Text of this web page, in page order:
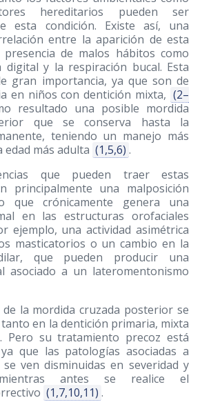
hereditarios pueden ser
esta condición. Existe así, una
entre la aparición de esta
de malos hábitos como
digital y la respiración bucal. Esta
gran importancia, ya que son de
en niños con dentición mixta, (2–
resultado una posible mordida
que se conserva hasta la
teniendo un manejo más
edad más adulta (1,5,6) .
que pueden traer estas
principalmente una malposición
que crónicamente genera una
en las estructuras orofaciales
ejemplo, una actividad asimétrica
masticatorios o un cambio en la
que pueden producir una
asociado a un lateromentonismo
la mordida cruzada posterior se
en la dentición primaria, mixta
Pero su tratamiento precoz está
que las patologías asociadas a
ven disminuidas en severidad y
mientras antes se realice el
(1,7,10,11) .